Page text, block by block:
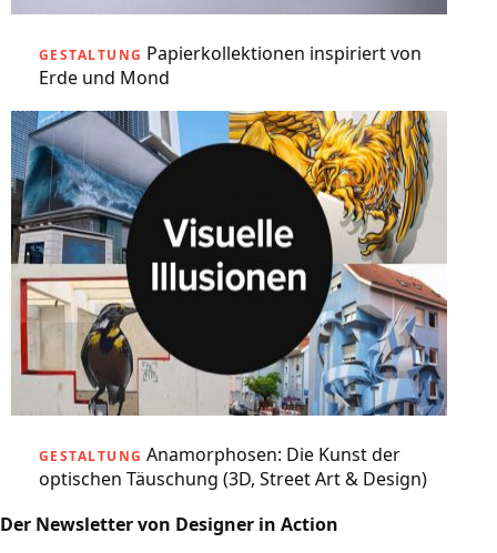
GESTALTUNG Papierkollektionen inspiriert von
Erde und Mond
GESTALTUNG Anamorphosen: Die Kunst der
optischen Täuschung (3D, Street Art & Design)
Der Newsletter von Designer in Action